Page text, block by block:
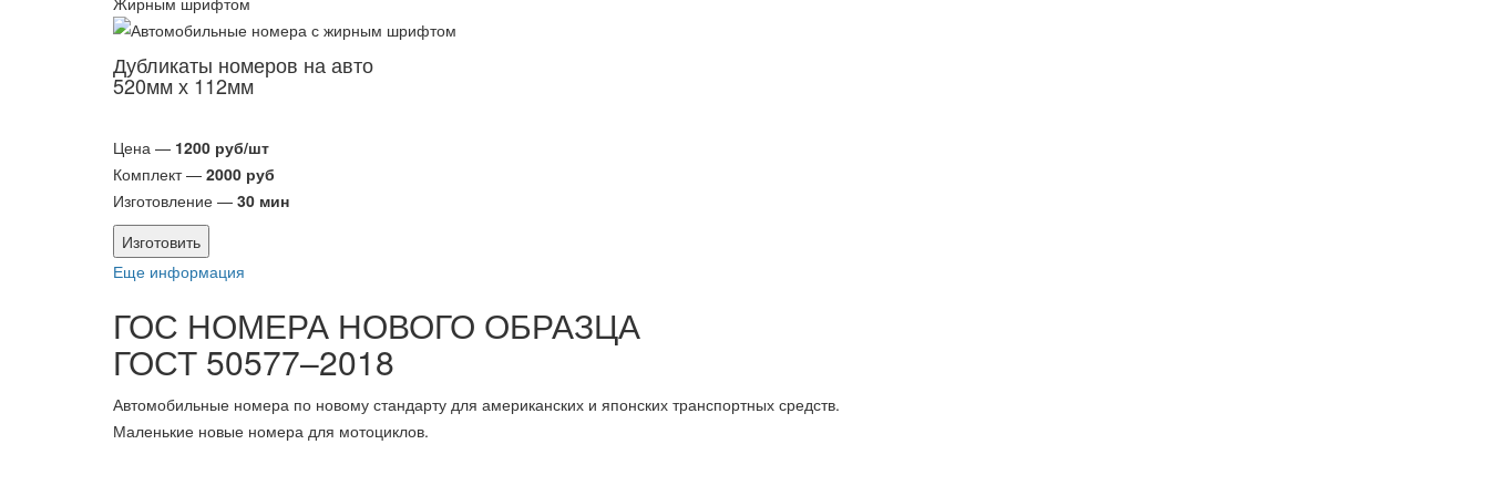
Дубликаты номеров на авто
520мм х 112мм
Цена — 1200 руб/шт
Комплект — 2000 руб
Изготовление — 30 мин
Изготовить
Еще информация
ГОС НОМЕРА НОВОГО ОБРАЗЦА
ГОСТ 50577–2018
Автомобильные номера по новому стандарту для американских и японских транспортных средств.
Маленькие новые номера для мотоциклов.